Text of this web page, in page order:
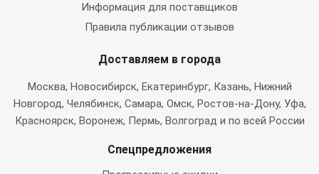
Информация для поставщиков
Правила публикации отзывов
Доставляем в города
Москва, Новосибирск, Екатеринбург, Казань, Нижний
Новгород, Челябинск, Самара, Омск, Ростов-на-Дону, Уфа,
Красноярск, Воронеж, Пермь, Волгоград и по всей России
Спецпредложения